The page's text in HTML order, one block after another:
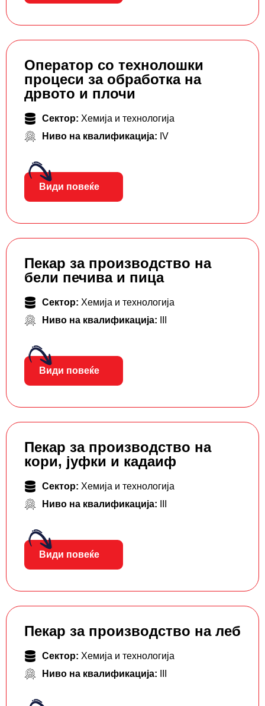
Оператор со технолошки
процеси за обработка на
дрвото и плочи
Сектор: Хемија и технологија
Ниво на квалификација: IV
Види повеќе
Пекар за производство на
бели печива и пица
Сектор: Хемија и технологија
Ниво на квалификација:
Види повеќе
Пекар за производство на
кори, јуфки и кадаиф
Сектор: Хемија и технологија
Ниво на квалификација:
Види повеќе
Пекар за производство на леб
Сектор: Хемија и технологија
Ниво на квалификација: